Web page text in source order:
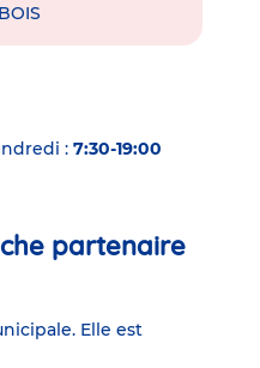
: 7:30-19:00
partenaire
Elle est